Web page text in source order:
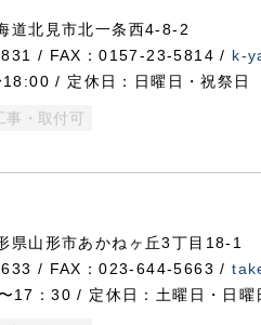
北見市北一条西4-8-2
/ FAX：0157-23-5814 / k-
/ 定休日：日曜日・祝祭日
事・取付可
山形市あかねヶ丘3丁目18-1
/ FAX：023-644-5663 /
17：30 / 定休日：土曜日・日曜